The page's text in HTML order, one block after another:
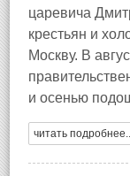
царевича
крестьян и
Москву. В
и осенью
читать